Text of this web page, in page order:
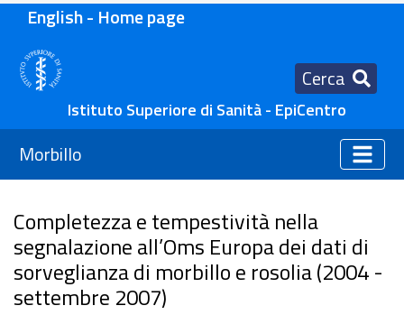
English - Home page
Cerca
Istituto Superiore di Sanità - EpiCentro
Morbillo
Completezza e tempestività nella
segnalazione all’Oms Europa dei dati di
sorveglianza di morbillo e rosolia (2004 -
settembre 2007)